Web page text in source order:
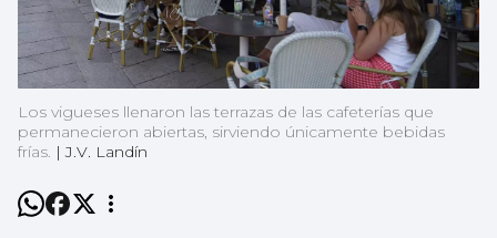
Los vigueses llenaron las terrazas de las cafeterías que
permanecieron abiertas, sirviendo únicamente bebidas
frías. |J.V. Landín